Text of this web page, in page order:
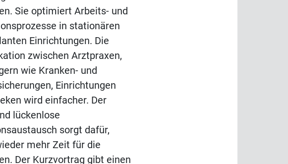
Sie optimiert Arbeits- und
in stationären
Einrichtungen. Die
zwischen Arztpraxen,
wie Kranken- und
Einrichtungen
wird einfacher. Der
lückenlose
sorgt dafür,
mehr Zeit für die
Der Kurzvortrag gibt einen